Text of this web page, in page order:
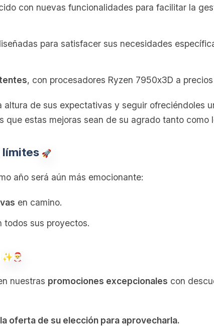
con nuevas funcionalidades para facilitar la
para satisfacer sus necesidades
, con procesadores Ryzen 7950x3D a
altura de sus expectativas y seguir ofreciéndoles
que estas mejoras sean de su agrado tanto como
límites
año será aún más emocionante:
en camino.
todos sus proyectos.
nuestras promociones excepcionales con
oferta de su elección para aprovecharla.